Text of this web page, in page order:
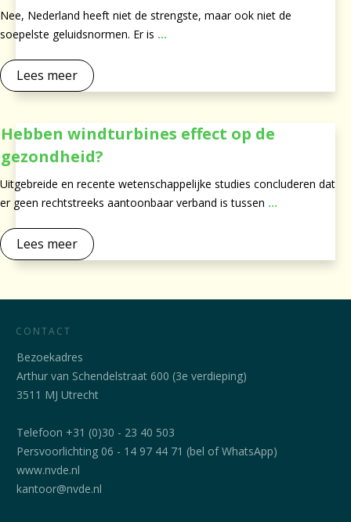
Nee, Nederland heeft niet de strengste, maar ook niet de
soepelste geluidsnormen. Er is ...
Lees meer
Hebben windturbines effect op de
gezondheid?
Uitgebreide en recente wetenschappelijke studies concluderen dat
er geen rechtstreeks aantoonbaar verband is tussen ...
Lees meer
CONTACT
Bezoekadres
Arthur van Schendelstraat 600 (3e verdieping)
3511 MJ Utrecht
Telefoon +31 (0)30 - 23 40 503
Persvoorlichting 06 - 14 97 44 71 (bel of WhatsApp)
www.nvde.nl
kantoor@nvde.nl